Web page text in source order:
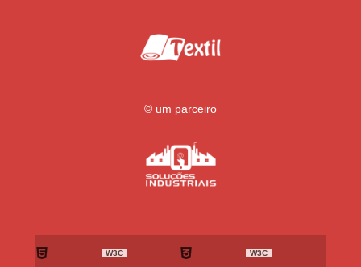
© um parceiro
W3C W3C